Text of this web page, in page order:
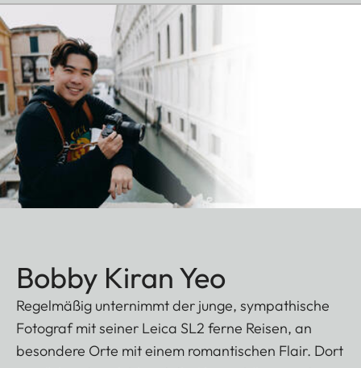
Bobby Kiran Yeo
Regelmäßig unternimmt der junge, sympathische
Fotograf mit seiner Leica SL2 ferne Reisen, an
besondere Orte mit einem romantischen Flair. Dort